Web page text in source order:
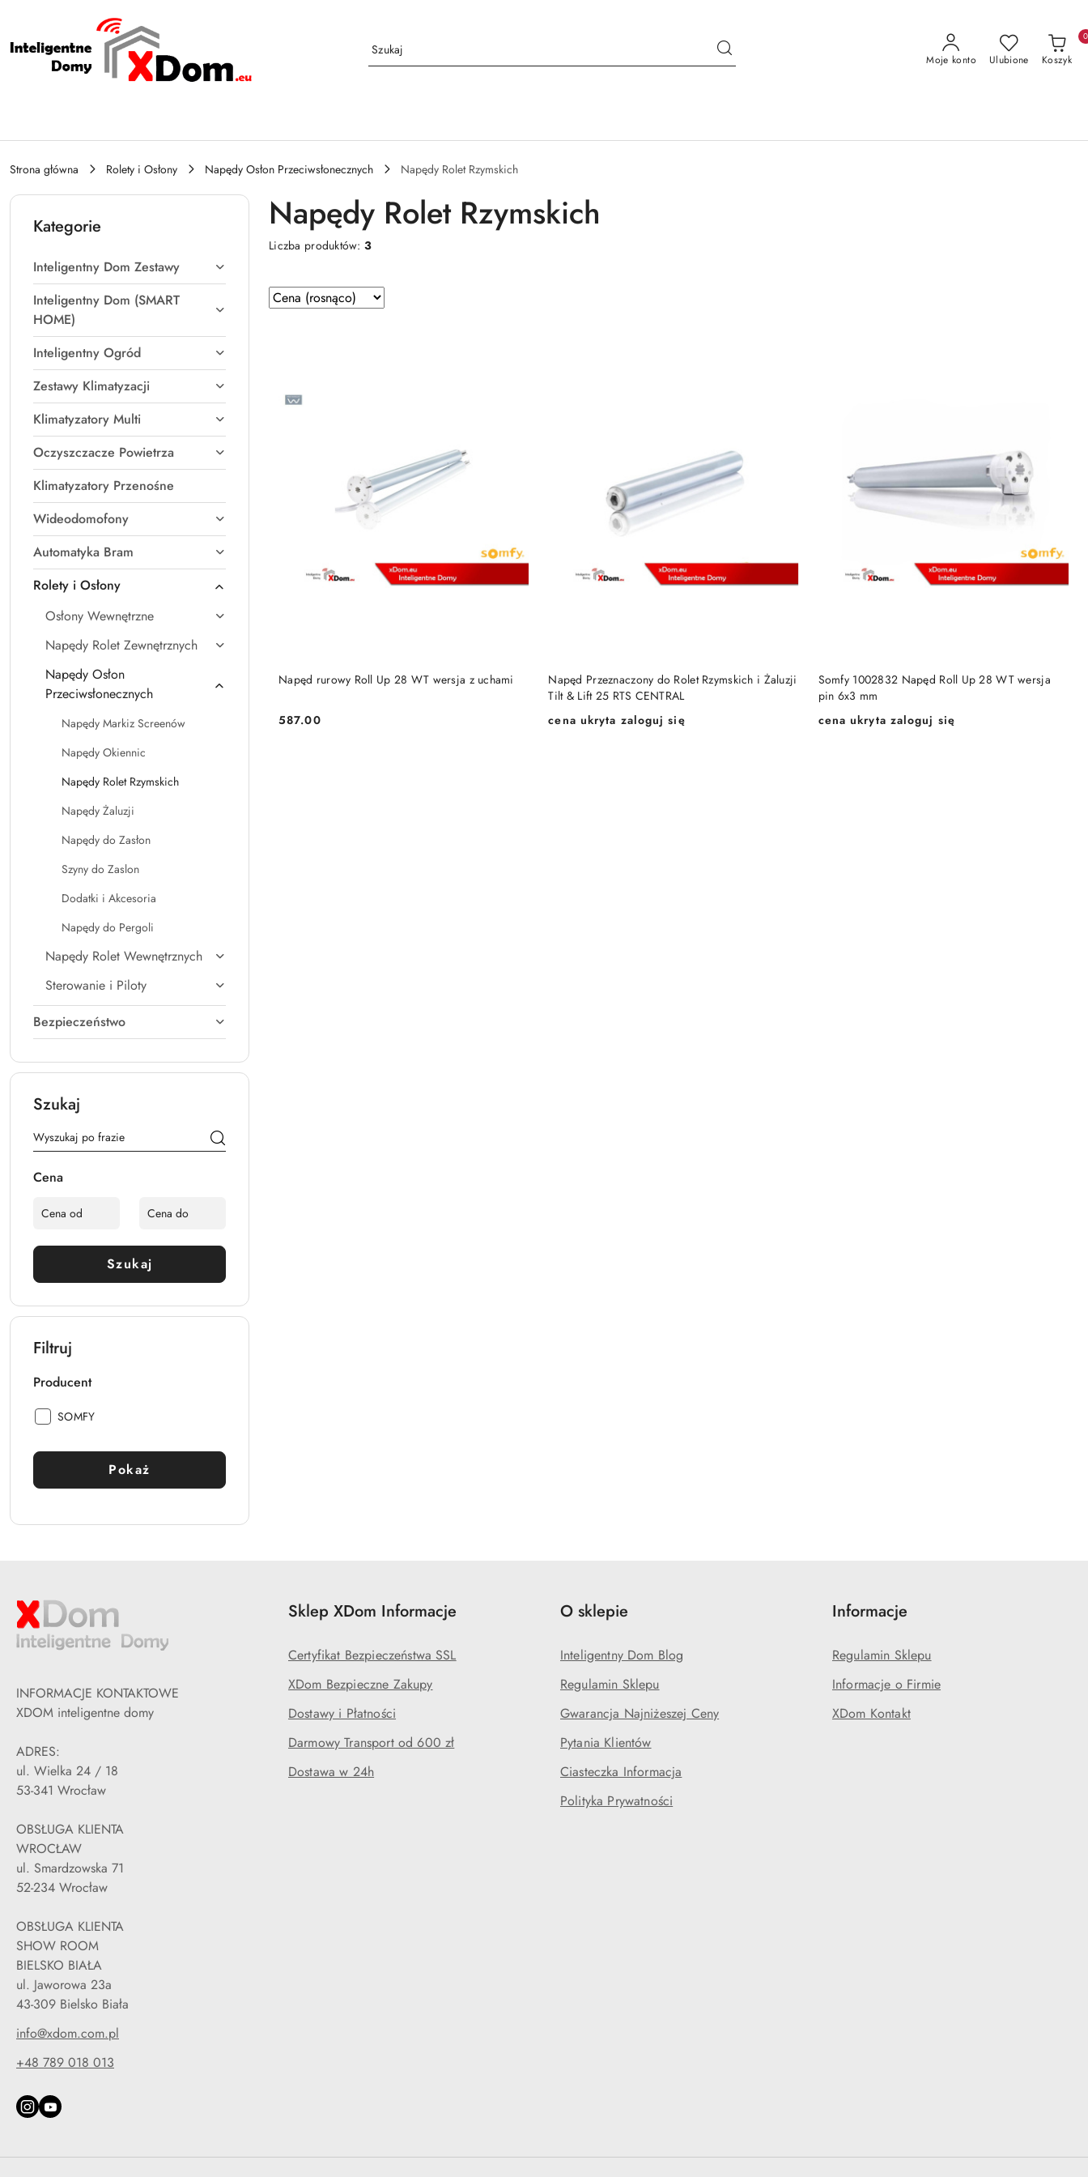
Przejdź do treści głównej
Przejdź do wyszukiwarki
Przejdź do moje konto
Przejdź do menu głównego
Przejdź do stopki
Moje konto Ulubione Koszyk
0
Strona główna Rolety i Osłony Napędy Osłon Przeciwsłonecznych Napędy Rolet Rzymskich
Kategorie
Inteligentny Dom Zestawy
Inteligentny Dom (SMART
HOME)
Inteligentny Ogród
Zestawy Klimatyzacji
Klimatyzatory Multi
Oczyszczacze Powietrza
Klimatyzatory Przenośne
Wideodomofony
Automatyka Bram
Rolety i Osłony
Osłony Wewnętrzne
Napędy Rolet Zewnętrznych
Napędy Osłon
Przeciwsłonecznych
Napędy Markiz Screenów
Napędy Okiennic
Napędy Rolet Rzymskich
Napędy Żaluzji
Napędy do Zasłon
Szyny do Zaslon
Dodatki i Akcesoria
Napędy do Pergoli
Napędy Rolet Wewnętrznych
Sterowanie i Piloty
Bezpieczeństwo
Szukaj
Cena
Szukaj
Filtruj
Producent
Producent:
SOMFY
Pokaż
Napędy Rolet Rzymskich
Liczba produktów:3
Zastosowano
sortowanie:
Sortuj
według
Napęd rurowy Roll Up 28 WT wersja z uchami
Cena:
587.00
DODAJ DO KOSZYKA
Napęd Przeznaczony do Rolet Rzymskich i Żaluzji
Tilt & Lift 25 RTS CENTRAL
Cena:
cena ukryta zaloguj się
DODAJ DO KOSZYKA
Somfy 1002832 Napęd Roll Up 28 WT wersja
pin 6x3 mm
Cena:
cena ukryta zaloguj się
DODAJ DO KOSZYKA
INFORMACJE KONTAKTOWE
XDOM inteligentne domy
ADRES:
ul. Wielka 24 / 18
53-341 Wrocław
OBSŁUGA KLIENTA
WROCŁAW
ul. Smardzowska 71
52-234 Wrocław
OBSŁUGA KLIENTA
SHOW ROOM
BIELSKO BIAŁA
ul. Jaworowa 23a
43-309 Bielsko Biała
info@xdom.com.pl
+48 789 018 013
Sklep XDom Informacje
Certyfikat Bezpieczeństwa SSL
XDom Bezpieczne Zakupy
Dostawy i Płatności
Darmowy Transport od 600 zł
Dostawa w 24h
O sklepie
Inteligentny Dom Blog
Regulamin Sklepu
Gwarancja Najniżeszej Ceny
Pytania Klientów
Ciasteczka Informacja
Polityka Prywatności
Informacje
Regulamin Sklepu
Informacje o Firmie
XDom Kontakt